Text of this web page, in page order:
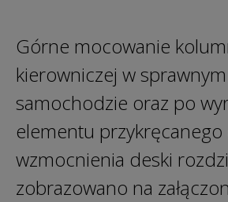
Górne mocowanie
kierowniczej w sprawnym
samochodzie oraz po
elementu
wzmocnienia deski
zobrazowano na